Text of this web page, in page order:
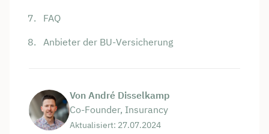
FAQ
Anbieter der BU-Versicherung
Von André Disselkamp
Co-Founder, Insurancy
Aktualisiert: 27.07.2024